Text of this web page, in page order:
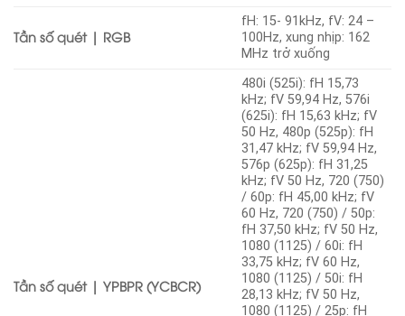
Tần số quét | RGB
fH: 15- 91kHz, fV: 24 –
100Hz, xung nhịp: 162
MHz trở xuống
Tần số quét | YPBPR (YCBCR)
480i (525i): fH 15,73
kHz; fV 59,94 Hz, 576i
(625i): fH 15,63 kHz; fV
50 Hz, 480p (525p): fH
31,47 kHz; fV 59,94 Hz,
576p (625p): fH 31,25
kHz; fV 50 Hz, 720 (750)
/ 60p: fH 45,00 kHz; fV
60 Hz, 720 (750) / 50p:
fH 37,50 kHz; fV 50 Hz,
1080 (1125) / 60i: fH
33,75 kHz; fV 60 Hz,
1080 (1125) / 50i: fH
28,13 kHz; fV 50 Hz,
1080 (1125) / 25p: fH